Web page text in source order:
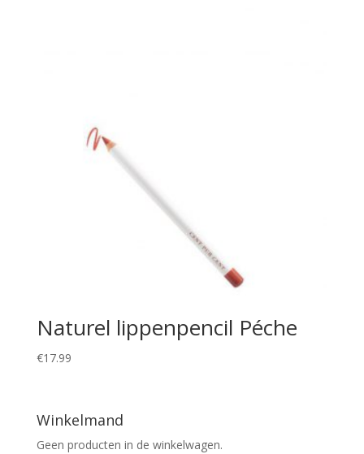
Naturel lippenpencil Péche
€17.99
Winkelmand
Geen producten in de winkelwagen.